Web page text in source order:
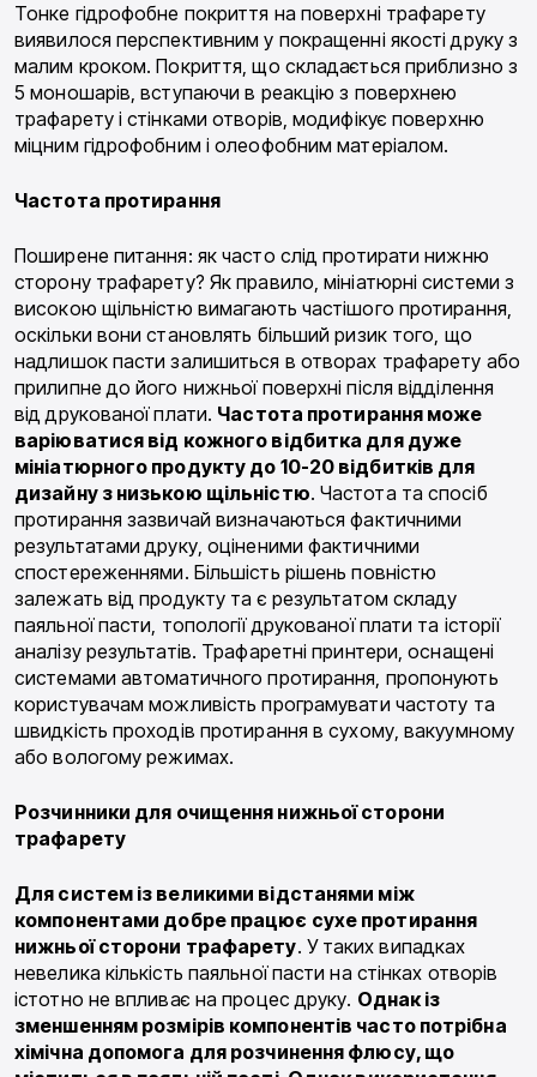
Тонке гідрофобне покриття на поверхні трафарету
виявилося перспективним у покращенні якості друку з
малим кроком. Покриття, що складається приблизно з
5 моношарів, вступаючи в реакцію з поверхнею
трафарету і стінками отворів, модифікує поверхню
міцним гідрофобним і олеофобним матеріалом.
Частота протирання
Поширене питання: як часто слід протирати нижню
сторону трафарету? Як правило, мініатюрні системи з
високою щільністю вимагають частішого протирання,
оскільки вони становлять більший ризик того, що
надлишок пасти залишиться в отворах трафарету або
прилипне до його нижньої поверхні після відділення
від друкованої плати. Частота протирання може
варіюватися від кожного відбитка для дуже
мініатюрного продукту до 10-20 відбитків для
дизайну з низькою щільністю. Частота та спосіб
протирання зазвичай визначаються фактичними
результатами друку, оціненими фактичними
спостереженнями. Більшість рішень повністю
залежать від продукту та є результатом складу
паяльної пасти, топології друкованої плати та історії
аналізу результатів. Трафаретні принтери, оснащені
системами автоматичного протирання, пропонують
користувачам можливість програмувати частоту та
швидкість проходів протирання в сухому, вакуумному
або вологому режимах.
Розчинники для очищення нижньої сторони
трафарету
Для систем із великими відстанями між
компонентами добре працює сухе протирання
нижньої сторони трафарету. У таких випадках
невелика кількість паяльної пасти на стінках отворів
істотно не впливає на процес друку. Однак із
зменшенням розмірів компонентів часто потрібна
хімічна допомога для розчинення флюсу, що